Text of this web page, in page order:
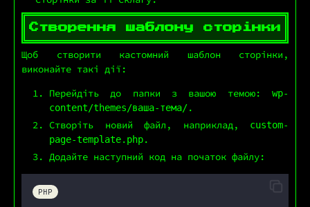
Створення шаблону сторінки
Щоб створити кастомний шаблон сторінки,
виконайте такі дії:
Перейдіть до папки з вашою темою: wp-
content/themes/ваша-тема/.
Створіть новий файл, наприклад,
custom-
page-template.php.
Додайте наступний код на початок файлу:
PHP